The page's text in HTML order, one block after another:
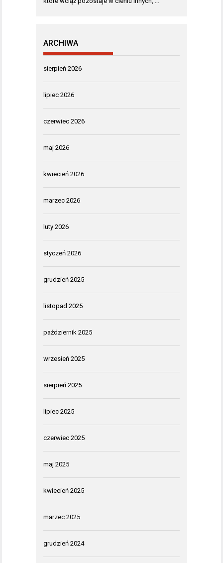
ARCHIWA
sierpień 2026
lipiec 2026
czerwiec 2026
maj 2026
kwiecień 2026
marzec 2026
luty 2026
styczeń 2026
grudzień 2025
listopad 2025
październik 2025
wrzesień 2025
sierpień 2025
lipiec 2025
czerwiec 2025
maj 2025
kwiecień 2025
marzec 2025
grudzień 2024